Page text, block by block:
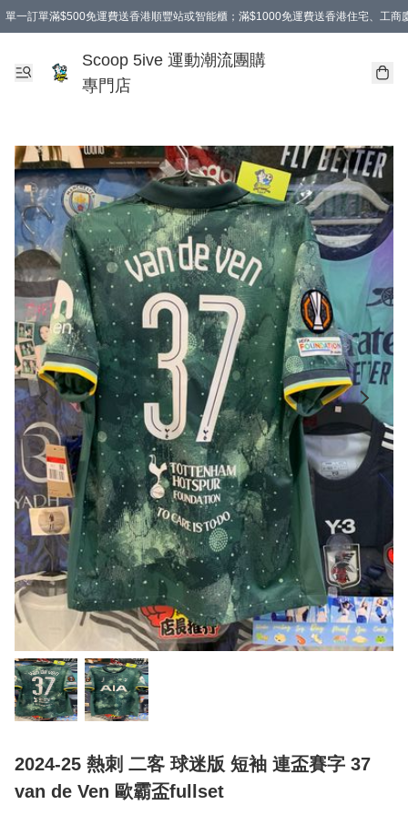
單一訂單滿$500免運費送香港順豐站或智能櫃；滿$1000免運費送香港住宅、工商
Scoop 5ive 運動潮流團購
專門店
2024-25 熱刺 二客 球迷版 短袖 連盃賽字 37
van de Ven 歐霸盃fullset